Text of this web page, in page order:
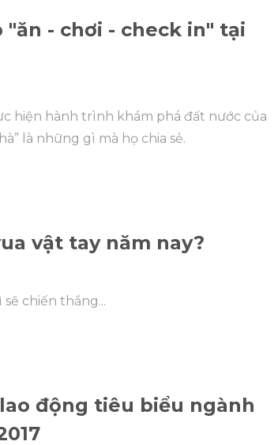
- chơi - check in" tại
hiện hành trình khám phá đất nước của
là những gì mà họ chia sẻ.
vật tay năm nay?
chiến thắng...
động tiêu biểu ngành